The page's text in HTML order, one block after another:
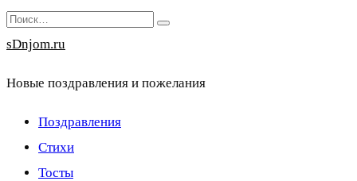
Перейти
к
Search
for:
sDnjom.ru
Новые поздравления и пожелания
Поздравления
Стихи
Тосты